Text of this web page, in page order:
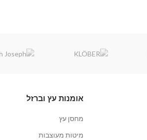
אומנות עץ וברזל
מחסן עץ
מיטות מעוצבות